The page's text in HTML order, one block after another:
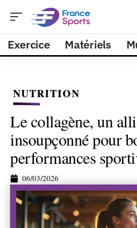
Exercice Matériels
NUTRITION
Le collagène, un
insoupçonné pour
performances
06/03/2026